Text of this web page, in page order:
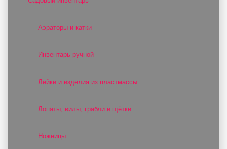
Аэраторы и катки
Инвентарь ручной
Лейки и изделия из пластмассы
Лопаты, вилы, грабли и щётки
Ножницы